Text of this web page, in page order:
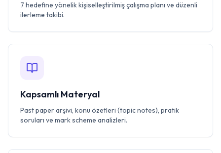
7 hedefine yönelik kişiselleştirilmiş çalışma planı ve düzenli
ilerleme takibi.
Kapsamlı Materyal
Past paper arşivi, konu özetleri (topic notes), pratik
soruları ve mark scheme analizleri.